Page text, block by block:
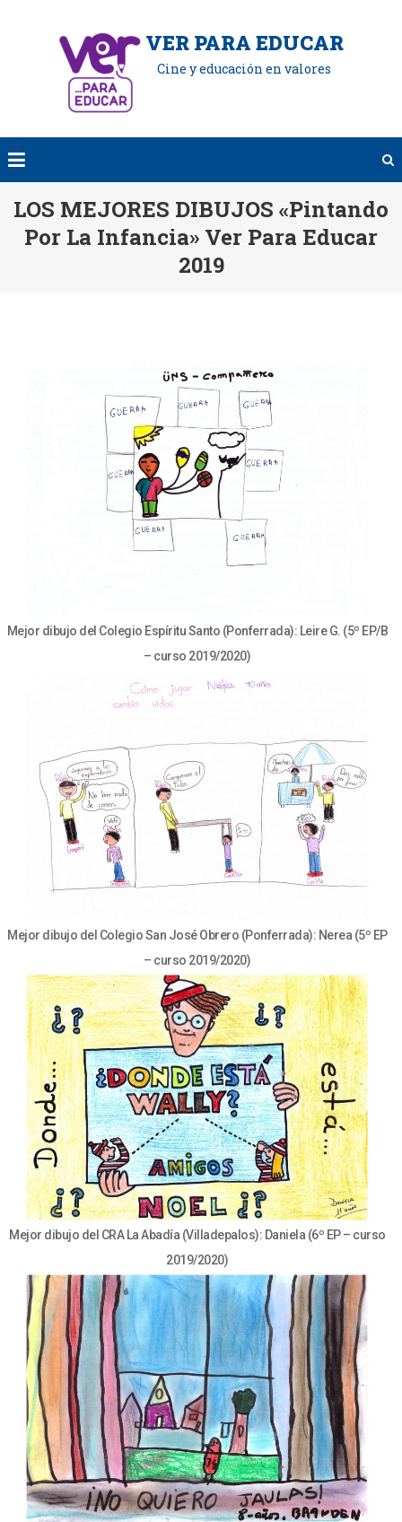
VER PARA EDUCAR
Cine y educación en valores
LOS MEJORES DIBUJOS «Pintando
Por La Infancia» Ver Para Educar
2019
Mejor dibujo del Colegio Espíritu Santo (Ponferrada): Leire G. (5º EP/B
– curso 2019/2020)
Mejor dibujo del Colegio San José Obrero (Ponferrada): Nerea (5º EP
– curso 2019/2020)
Mejor dibujo del CRA La Abadía (Villadepalos): Daniela (6º EP – curso
2019/2020)